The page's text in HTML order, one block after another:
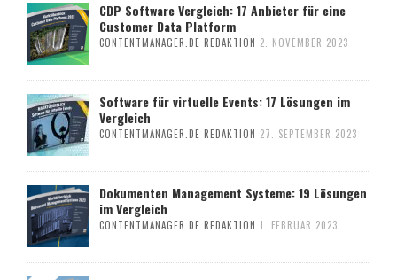
CDP Software Vergleich: 17 Anbieter für eine
Customer Data Platform
CONTENTMANAGER.DE REDAKTION 2. NOVEMBER 2023
Software für virtuelle Events: 17 Lösungen im
Vergleich
CONTENTMANAGER.DE REDAKTION 27. SEPTEMBER 2023
Dokumenten Management Systeme: 19 Lösungen
im Vergleich
CONTENTMANAGER.DE REDAKTION 1. FEBRUAR 2023